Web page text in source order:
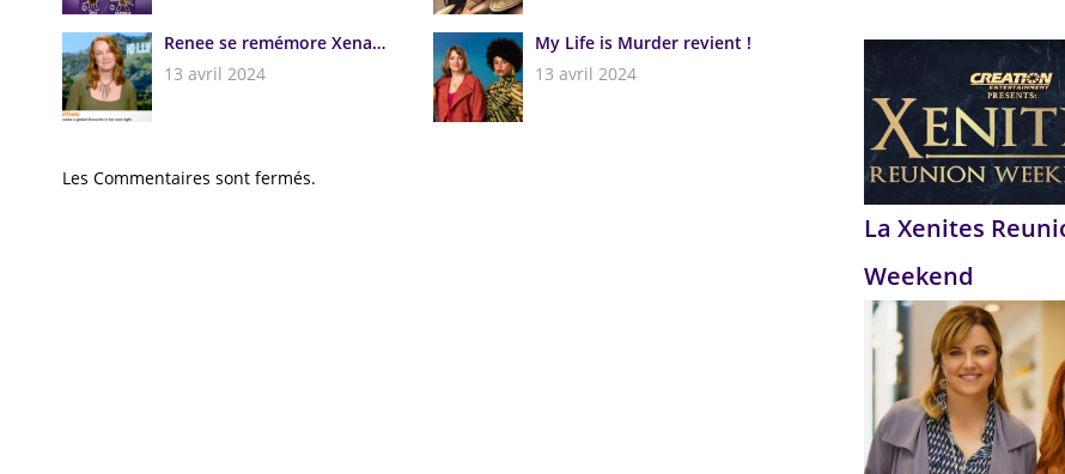
Renee se remémore Xena…
13 avril 2024
My Life is Murder revient !
13 avril 2024
Les Commentaires sont fermés.
La Xenites
Weekend